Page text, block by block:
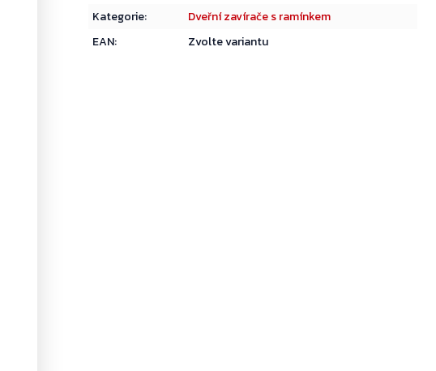
Kategorie:
Dveřní zavírače s ramínkem
EAN: Zvolte variantu